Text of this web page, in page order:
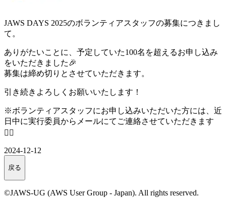
JAWS DAYS 2025のボランティアスタッフの募集につきまし
て。
ありがたいことに、予定していた100名を超えるお申し込み
をいただきました🎉
募集は締め切りとさせていただきます。
引き続きよろしくお願いいたします！
※ボランティアスタッフにお申し込みいただいた方には、近
日中に実行委員からメールにてご連絡させていただきます
🙇‍♂️
2024-12-12
戻る
©JAWS-UG (AWS User Group - Japan). All rights reserved.